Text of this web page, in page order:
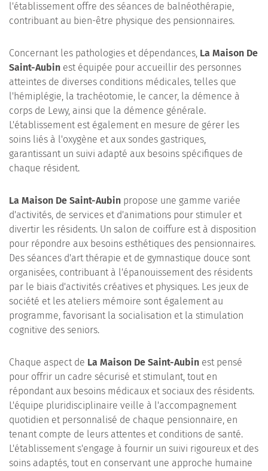
l'établissement offre des séances de balnéothérapie,
contribuant au bien-être physique des pensionnaires.
Concernant les pathologies et dépendances, La Maison De
Saint-Aubin est équipée pour accueillir des personnes
atteintes de diverses conditions médicales, telles que
l'hémiplégie, la trachéotomie, le cancer, la démence à
corps de Lewy, ainsi que la démence générale.
L'établissement est également en mesure de gérer les
soins liés à l'oxygène et aux sondes gastriques,
garantissant un suivi adapté aux besoins spécifiques de
chaque résident.
La Maison De Saint-Aubin propose une gamme variée
d'activités, de services et d'animations pour stimuler et
divertir les résidents. Un salon de coiffure est à disposition
pour répondre aux besoins esthétiques des pensionnaires.
Des séances d'art thérapie et de gymnastique douce sont
organisées, contribuant à l'épanouissement des résidents
par le biais d'activités créatives et physiques. Les jeux de
société et les ateliers mémoire sont également au
programme, favorisant la socialisation et la stimulation
cognitive des seniors.
Chaque aspect de La Maison De Saint-Aubin est pensé
pour offrir un cadre sécurisé et stimulant, tout en
répondant aux besoins médicaux et sociaux des résidents.
L'équipe pluridisciplinaire veille à l'accompagnement
quotidien et personnalisé de chaque pensionnaire, en
tenant compte de leurs attentes et conditions de santé.
L'établissement s'engage à fournir un suivi rigoureux et des
soins adaptés, tout en conservant une approche humaine